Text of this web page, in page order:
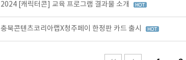
2024 [캐릭터콘] 교육 프로그램 결과물 소개
충북콘텐츠코리아랩X청주페이 한정판 카드 출시